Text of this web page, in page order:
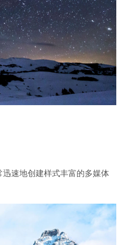
速地创建样式丰富的多媒体